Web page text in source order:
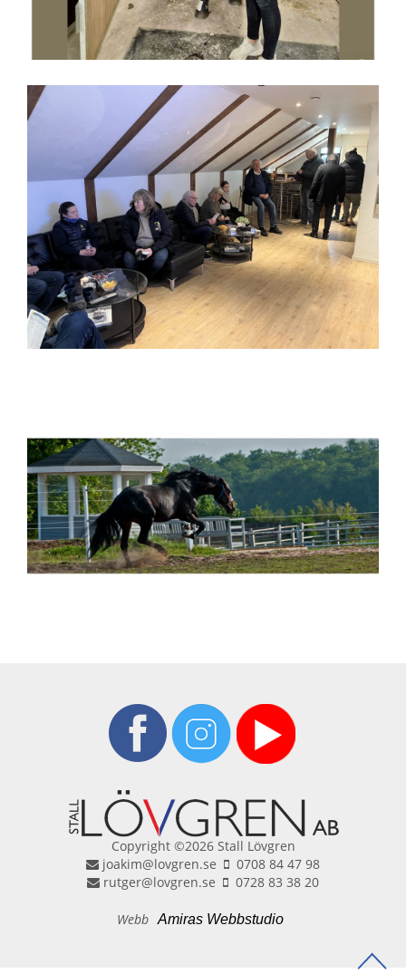
Copyright ©2026 Stall Lövgren
joakim@lovgren.se
0708 84 47 98
rutger@lovgren.se
0728 83 38 20
Webb Amiras Webbstudio